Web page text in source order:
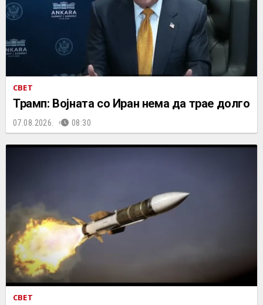
СВЕТ
Трамп: Војната со Иран нема да трае долго
07.08.2026. 08:30
СВЕТ